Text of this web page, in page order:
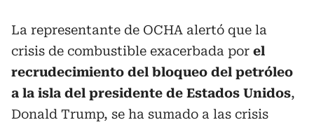
La representante de OCHA alertó que la
crisis de combustible exacerbada por el
recrudecimiento del bloqueo del petróleo
a la isla del presidente de Estados Unidos,
Donald Trump, se ha sumado a las crisis